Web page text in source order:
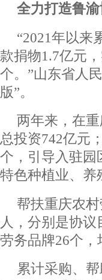
全力打造鲁
“2021年以来
款捐物1.7亿元
个。”山东省人
版”。
两年来，在
总投资742亿元
个，引导入驻园
特色种植业、养
帮扶重庆农
人，分别是协
劳务品牌26个
累计采购、